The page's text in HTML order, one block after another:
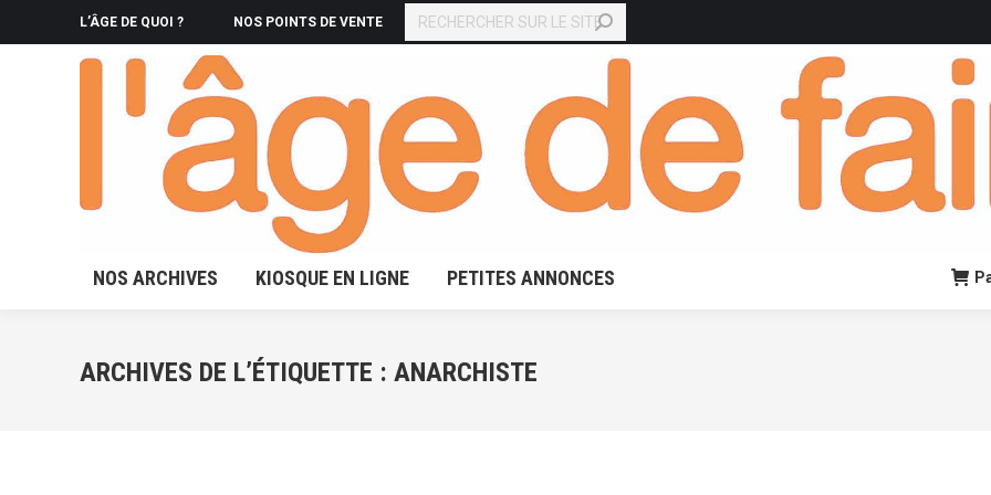
L’ÂGE DE QUOI ? NOS POINTS DE VENTE
RECHERCHE
NOS ARCHIVES KIOSQUE EN LIGNE PETITES ANNONCES
ARCHIVES DE L’ÉTIQUETTE : ANARCHISTE
NOS ARCHIVES KIOSQUE EN LIGNE PETITES ANNONCES